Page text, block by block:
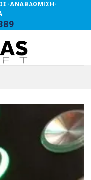
ΑΝΑΒΑΘΜΙΣΗ-